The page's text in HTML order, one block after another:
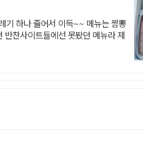
기 하나 줄어서 이득~~ 메뉴는 짬뽕
찬사이트들에선 못봤던 메뉴라 제